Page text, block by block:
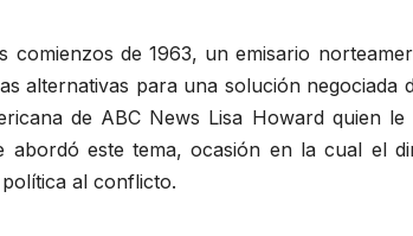
comienzos de 1963, un emisario
alternativas para una solución
de ABC News Lisa Howard quien
abordó este tema, ocasión en la cual el
al conflicto.